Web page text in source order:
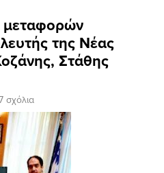
της Νέας
Στάθης
σχόλια